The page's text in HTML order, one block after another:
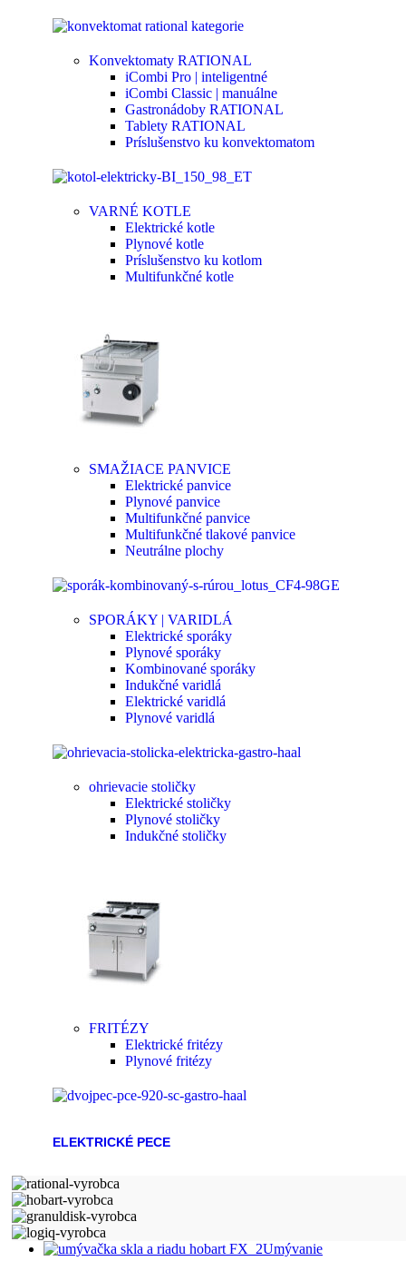
Konvektomaty RATIONAL
iCombi Pro | inteligentné
iCombi Classic | manuálne
Gastronádoby RATIONAL
Tablety RATIONAL
Príslušenstvo ku konvektomatom
VARNÉ KOTLE
Elektrické kotle
Plynové kotle
Príslušenstvo ku kotlom
Multifunkčné kotle
SMAŽIACE PANVICE
Elektrické panvice
Plynové panvice
Multifunkčné panvice
Multifunkčné tlakové panvice
Neutrálne plochy
SPORÁKY | VARIDLÁ
Elektrické sporáky
Plynové sporáky
Kombinované sporáky
Indukčné varidlá
Elektrické varidlá
Plynové varidlá
ohrievacie stoličky
Elektrické stoličky
Plynové stoličky
Indukčné stoličky
FRITÉZY
Elektrické fritézy
Plynové fritézy
ELEKTRICKÉ PECE
Umývanie